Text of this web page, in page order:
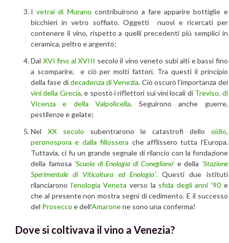
Ivetrai di Murano contribuirono a fare apparire bottiglie e
bicchieri in vetro soffiato. Oggetti nuovi e ricercati per
contenere il vino, rispetto a quelli precedenti più semplici in
ceramica, peltro e argento;
Dal XVI fino al XVIII secolo il vino veneto subì alti e bassi fino
a scomparire, e ciò per molti fattori. Tra questi il principio
della fase didecadenza di Venezia. Ciò oscurò l’importanza dei
vini della Grecia, e spostò i riflettori sui vini locali di Treviso, di
Vicenza e della Valpolicella. Seguirono anche guerre,
pestilenze e gelate;
Nel XX secolo subentrarono le catastrofi dello oidio,
peronospora e dalla fillossera che afflissero tutta l’Europa.
Tuttavia, ci fu un grande segnale di rilancio con la fondazione
della famosa ‘Scuola di Enologia di Conegliano’ e della ‘Stazione
Sperimentale di Viticoltura ed Enologia’.Questi due istituti
rilanciarono l’enologia Veneta verso la sfida degli anni ’90 e
che al presente non mostra segni di cedimento. E il successo
del Prosecco e dell’Amaronene sono una conferma!
Dove si coltivava il vino a Venezia?